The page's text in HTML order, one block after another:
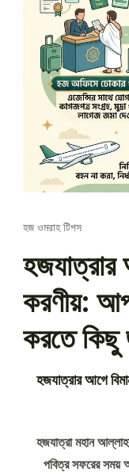
হজ ওমরাহ টিপস
হজযাত্রার
করণীয়:
করতে কিছু
হজযাত্রার আগে
হজযাত্রা মহান
পবিত্র সফরের সময়